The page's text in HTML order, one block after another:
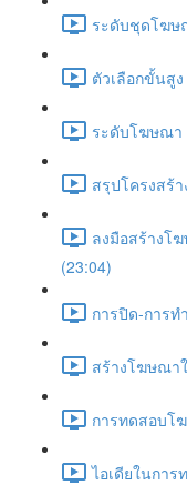
ระดับชุดโฆษ
ตัวเลือกขั้นสู
ระดับโฆษณา
สรุปโครงสร้
ลงมือสร้างโ
(23:04)
การปิด-การ
สร้างโฆษณา
การทดสอบโ
ไอเดียในกา